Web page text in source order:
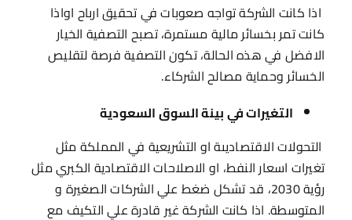
اذا كانت الشركة تواجه صعوبات في تحقيق ارباح اواذا
كانت تمر بخسائر مالية مستمرة، تصبح التصفية الخيار
الافضل في هذه الحالة، تكون التصفية فرصة لتقليص
الخسائر وحماية مصالح الشركاء.
التغيرات في بينة السوق السعودية
التحولات الاقتصاديىة او التشريعية في المملكة مثل
تغيرات اسعار النفط، او الاصلاحات الاقتصادية الكبري مثل
رؤية 2030، قد تشكل ضغط علي الشركات الصغيرة و
المتوسطة. اذا كانت الشركة غير قادرة علي التكيف مع